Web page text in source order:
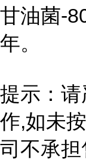
甘油菌-
年。
提示：
作,如未
司不承担